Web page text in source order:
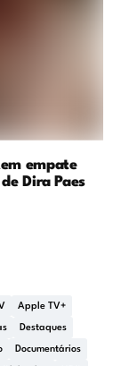
empate
Dira Paes
Apple TV+
Destaques
Documentários